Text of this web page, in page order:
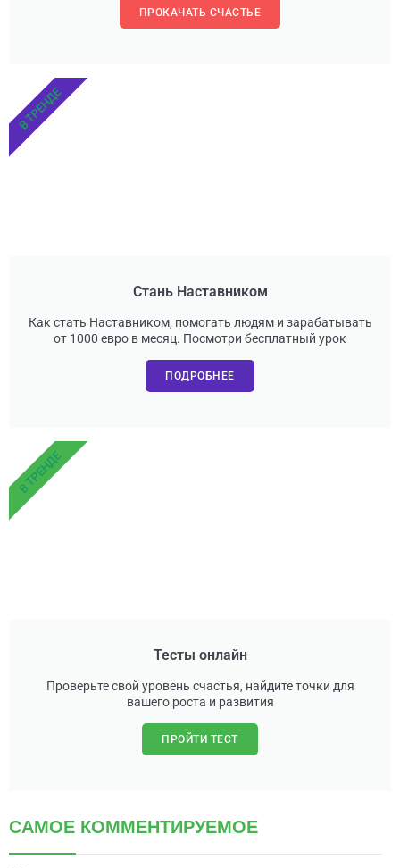
ПРОКАЧАТЬ СЧАСТЬЕ
Стань Наставником
Как стать Наставником, помогать людям и зарабатывать
от 1000 евро в месяц. Посмотри бесплатный урок
ПОДРОБНЕЕ
В ТРЕНДЕ
Тесты онлайн
Проверьте свой уровень счастья, найдите точки для
вашего роста и развития
ПРОЙТИ ТЕСТ
В ТРЕНДЕ
САМОЕ КОММЕНТИРУЕМОЕ